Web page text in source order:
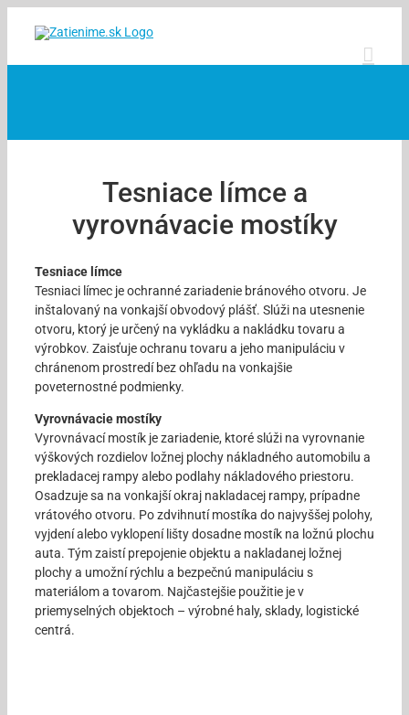
Tesniace límce a
vyrovnávacie mostíky
Tesniace límce
Tesniaci límec je ochranné zariadenie bránového otvoru. Je
inštalovaný na vonkajší obvodový plášť. Slúži na utesnenie
otvoru, ktorý je určený na vykládku a nakládku tovaru a
výrobkov. Zaisťuje ochranu tovaru a jeho manipuláciu v
chránenom prostredí bez ohľadu na vonkajšie
poveternostné podmienky.
Vyrovnávacie mostíky
Vyrovnávací mostík je zariadenie, ktoré slúži na vyrovnanie
výškových rozdielov ložnej plochy nákladného automobilu a
prekladacej rampy alebo podlahy nákladového priestoru.
Osadzuje sa na vonkajší okraj nakladacej rampy, prípadne
vrátového otvoru. Po zdvihnutí mostíka do najvyššej polohy,
vyjdení alebo vyklopení lišty dosadne mostík na ložnú plochu
auta. Tým zaistí prepojenie objektu a nakladanej ložnej
plochy a umožní rýchlu a bezpečnú manipuláciu s
materiálom a tovarom. Najčastejšie použitie je v
priemyselných objektoch – výrobné haly, sklady, logistické
centrá.